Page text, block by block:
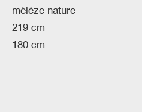
mélèze nature
219 cm
180 cm